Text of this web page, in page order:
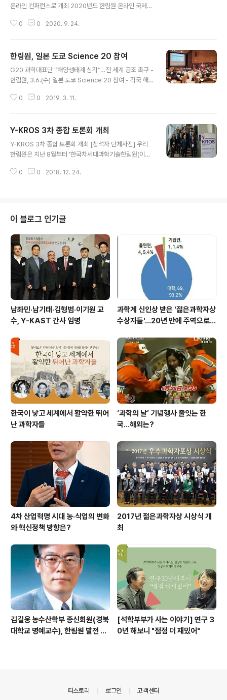
온라인 컨퍼런스로 개최 2020년도 한림원 온라인 국제협
장기화에 따라 주춤했던 한국과학기술한림원 국제협력 및
tists Workshop(이하 FSW)을 시작으로 연말까지 총 1
5건의 국제행사를 온라인으로 개최한다. COVID-19 대유
행 이후 국가 간 이동 제한으로 잠정 연기 및 취소됐던 각종
학들과 과학기술 관련 현안과 새로운 동향을 공유하며 연
0 0 2020. 9. 24.
한림원, 일본 도쿄 Science 20 참여
G20 과학대표단 “해양생태계 심각”…전 세계 공조 촉구 -
한림원, 3.6.(수) 일본 도쿄 Science 20 참여 - 각국 해양
안 논의 우리 한림원 대표단은 지난 3월 6일(수) 일본 도쿄
과학기술 학술기관인 ‘일본학술회의(Science of Counc
il of Japan, SCJ)’가 주최했으며, 카즈히코 타케우치 SC
J 부원장을 위원장으로 주요 20개국의 과학한림원 대표단
생태계에 대한 위협과 해양 환경 보호’를 주요의제로 과학
0 0 2019. 3. 11.
Y-KROS 3차 종합 토론회 개최
Y-KROS 3차 종합 토론회 개최 [참석자 단체사진] 우리
한림원은 지난 8월부터 '한국차세대과학기술한림원(이하
업에 참여하고 있는 젊은 과학자들이 참여하는 Y-KROS
를 이어왔다. 이번 Y-KROS 3차 종합 토론회는 박용호 차
세대부장 및 Y-KAST 회원 14인이 참석하였으며, 15일
(토)과 16일(일) 양일간 인천 네스트호텔에서 개최되었다.
기초 토론(8월 24~25일)과 심화 토론(11월 16~17일)의
과정을 거쳐 이번 종합 토론회에서는 지난 ..
0 0 2018. 12. 24.
이 블로그 인기글
남좌민·남기태·김형범·이기원 교
수, Y-KAST 간사 임명
과학계 신인상 받은 '젊은과학자상
수상자들'…20년 만에 주역으로
한국이 낳고 세계에서 활약한 뛰어
난 과학자들
‘과학의 날’ 기념행사 줄잇는 한
국…해외는?
4차 산업혁명 시대 농·식업의 변화
와 혁신정책 방향은?
2017년 젊은과학자상 시상식 개
최
김길웅 농수산학부 종신회원(경북
대학교 명예교수), 한림원 발전 위
[석학부부가 사는 이야기] 연구 3
0년 해보니 "점점 더 재밌어"
티스토리 로그인 고객센터